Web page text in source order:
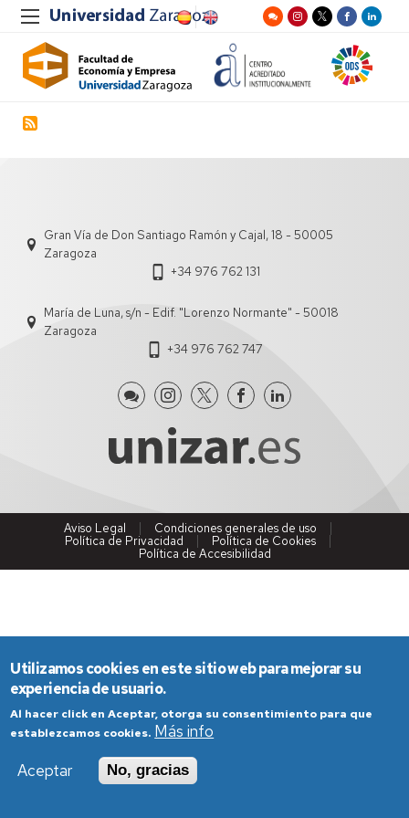
Gran Vía de Don Santiago Ramón y Cajal, 18 - 50005
Zaragoza
+34 976 762 131
María de Luna, s/n - Edif. "Lorenzo Normante" - 50018
Zaragoza
+34 976 762 747
Aviso Legal
Condiciones generales de uso
Política de Privacidad
Política de Cookies
Política de Accesibilidad
Utilizamos cookies en este sitio web para mejorar su
experiencia de usuario.
Al hacer click en Aceptar, otorga su consentimiento para que
establezcamos cookies. Más info
Aceptar
No, gracias